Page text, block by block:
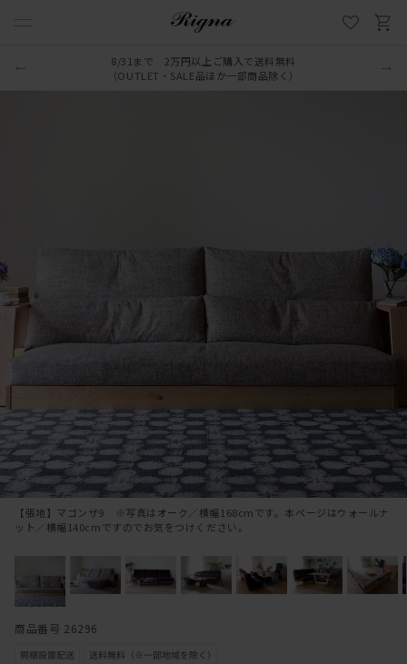
8/31まで 2万円以上ご購入で送料無料
（OUTLET・SALE品ほか一部商品除く）
【張地】マゴンザ9 ※写真はオーク／横幅168cmです。本ページはウォールナ
ット／横幅140cmですのでお気をつけください。
商品番号 26296